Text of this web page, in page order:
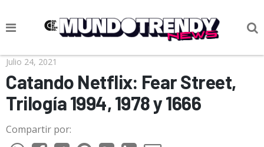
NOTICIAS
CULTURA POP
CIENCIA Y TECNOLOGÍA
VIDA
Julio 24, 2021
Catando Netflix: Fear Street,
Trilogía 1994, 1978 y 1666
Compartir por: